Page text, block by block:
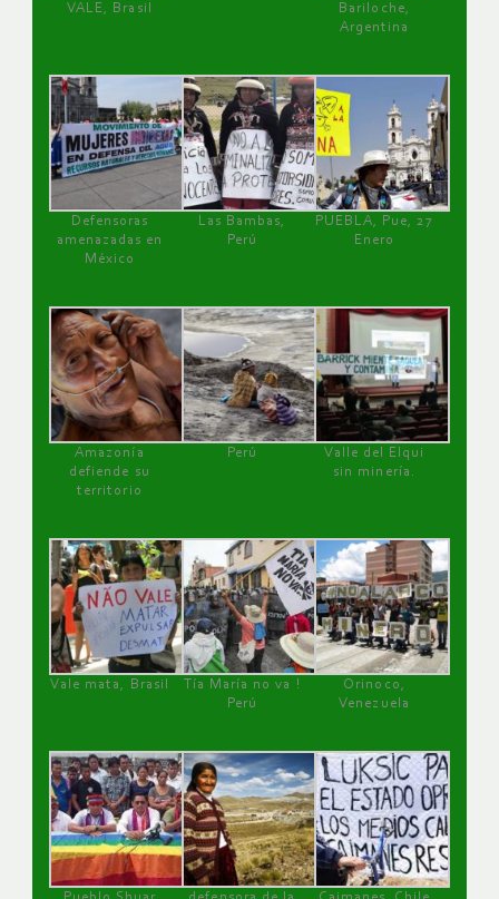
VALE, Brasil
Bariloche,
Argentina
Defensoras
amenazadas en
México
Las Bambas,
Perú
PUEBLA, Pue, 27
Enero
Amazonía
defiende su
territorio
Perú
Valle del Elqui
sin minería.
Vale mata, Brasil
Tía María no va !
Perú
Orinoco,
Venezuela